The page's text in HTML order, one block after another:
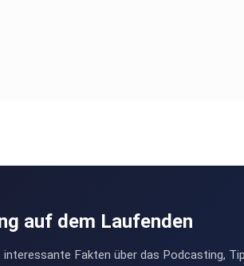
auf dem Laufenden
Fakten über das Podcasting,